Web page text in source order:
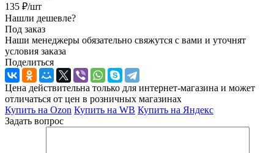
135 ₽/шт
Нашли дешевле?
Под заказ
Наши менеджеры обязательно свяжутся с вами и уточнят
условия заказа
Поделиться
Цена действительна только для интернет-магазина и может
отличаться от цен в розничных магазинах
Купить на Ozon Купить на WB Купить на Яндекс
Задать вопрос